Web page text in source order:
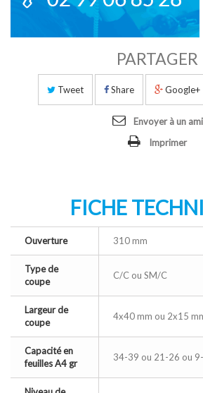
PARTAGER
Tweet Share Google+
Envoyer à un ami
Imprimer
FICHE
Ouverture 310 mm
Type de
coupe
C/C ou SM/C
Largeur de
coupe
4x40 mm ou 2x15
Capacité en
feuilles A4 gr
34-39 ou 21-26 ou